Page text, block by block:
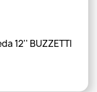
12'' BUZZETTI